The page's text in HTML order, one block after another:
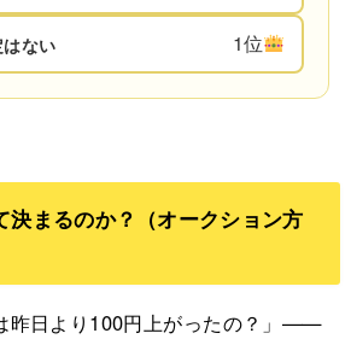
ない 1位
決まるのか？（オークション方
昨日より100円上がったの？」——